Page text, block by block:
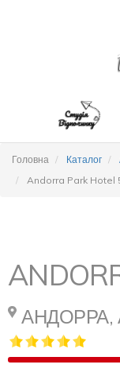
Головна Каталог
Andorra Park Hotel
АНДОРРА,